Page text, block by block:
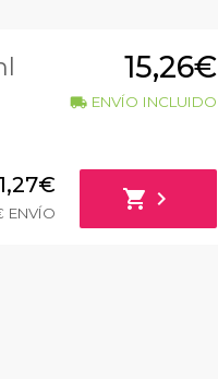
15,26€
local_shipping ENVÍO INCLUIDO
ENVÍO
shopping_cart chevron_right